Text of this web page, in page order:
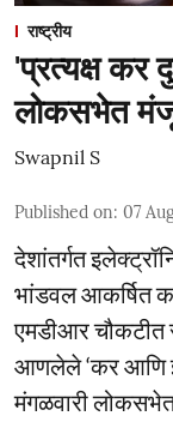
राष्ट्रीय
'प्रत्यक्ष कर
लोकसभेत
Swapnil S
Published on: 07
देशांतर्गत
भांडवल आकर्षित
एमडीआर चौकटीत
आणलेले ‘कर आणि
मंगळवारी